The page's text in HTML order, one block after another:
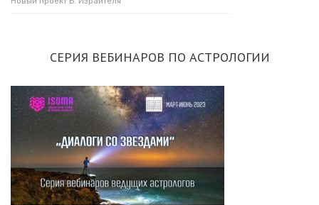
СЕРИЯ ВЕБИНАРОВ ПО АСТРОЛОГИИ